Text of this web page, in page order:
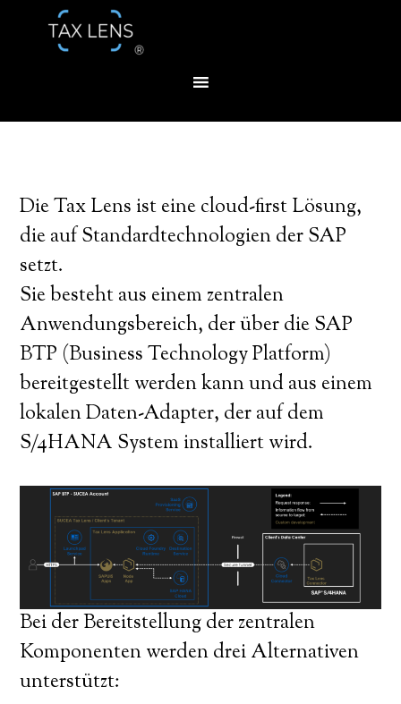
Die Tax Lens ist eine cloud-first Lösung,
die auf Standardtechnologien der SAP
setzt.
Sie besteht aus einem zentralen
Anwendungsbereich, der über die SAP
BTP (Business Technology Platform)
bereitgestellt werden kann und aus einem
lokalen Daten-Adapter, der auf dem
S/4HANA System installiert wird.
Bei der Bereitstellung der zentralen
Komponenten werden drei Alternativen
unterstützt: